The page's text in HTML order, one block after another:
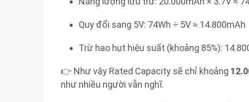
Quy đổi sang 5V: 74Wh ÷ 5V ≈ 14.800mAh
Trừ hao hụt hiệu suất (khoảng 85%):
👉 Như vậy Rated Capacity sẽ chỉ khoảng
như nhiều người vẫn nghĩ.